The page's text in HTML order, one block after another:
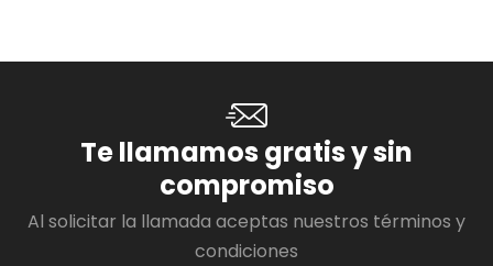
Te llamamos gratis y sin
compromiso
Al solicitar la llamada aceptas nuestros términos y
condiciones